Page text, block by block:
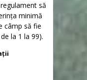
să
minimă
câmp să fie
la 1 la 99).